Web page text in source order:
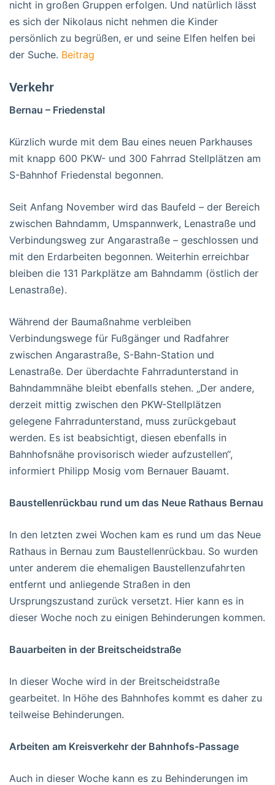
nicht in großen Gruppen erfolgen. Und natürlich lässt
es sich der Nikolaus nicht nehmen die Kinder
persönlich zu begrüßen, er und seine Elfen helfen bei
der Suche. Beitrag
Verkehr
Bernau – Friedenstal
Kürzlich wurde mit dem Bau eines neuen Parkhauses
mit knapp 600 PKW- und 300 Fahrrad Stellplätzen am
S-Bahnhof Friedenstal begonnen.
Seit Anfang November wird das Baufeld – der Bereich
zwischen Bahndamm, Umspannwerk, Lenastraße und
Verbindungsweg zur Angarastraße – geschlossen und
mit den Erdarbeiten begonnen. Weiterhin erreichbar
bleiben die 131 Parkplätze am Bahndamm (östlich der
Lenastraße).
Während der Baumaßnahme verbleiben
Verbindungswege für Fußgänger und Radfahrer
zwischen Angarastraße, S-Bahn-Station und
Lenastraße. Der überdachte Fahrradunterstand in
Bahndammnähe bleibt ebenfalls stehen. „Der andere,
derzeit mittig zwischen den PKW-Stellplätzen
gelegene Fahrradunterstand, muss zurückgebaut
werden. Es ist beabsichtigt, diesen ebenfalls in
Bahnhofsnähe provisorisch wieder aufzustellen“,
informiert Philipp Mosig vom Bernauer Bauamt.
Baustellenrückbau rund um das Neue Rathaus Bernau
In den letzten zwei Wochen kam es rund um das Neue
Rathaus in Bernau zum Baustellenrückbau. So wurden
unter anderem die ehemaligen Baustellenzufahrten
entfernt und anliegende Straßen in den
Ursprungszustand zurück versetzt. Hier kann es in
dieser Woche noch zu einigen Behinderungen kommen.
Bauarbeiten in der Breitscheidstraße
In dieser Woche wird in der Breitscheidstraße
gearbeitet. In Höhe des Bahnhofes kommt es daher zu
teilweise Behinderungen.
Arbeiten am Kreisverkehr der Bahnhofs-Passage
Auch in dieser Woche kann es zu Behinderungen im